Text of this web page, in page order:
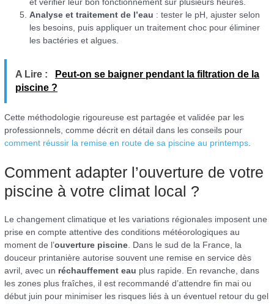
et vérifier leur bon fonctionnement sur plusieurs heures.
Analyse et traitement de l’eau : tester le pH, ajuster selon
les besoins, puis appliquer un traitement choc pour éliminer
les bactéries et algues.
A Lire :
Peut-on se baigner pendant la filtration de la
piscine ?
Cette méthodologie rigoureuse est partagée et validée par les
professionnels, comme décrit en détail dans les conseils pour
comment réussir la remise en route de sa piscine au printemps.
Comment adapter l’ouverture de votre
piscine à votre climat local ?
Le changement climatique et les variations régionales imposent une
prise en compte attentive des conditions météorologiques au
moment de l’ouverture piscine. Dans le sud de la France, la
douceur printanière autorise souvent une remise en service dès
avril, avec un réchauffement eau plus rapide. En revanche, dans
les zones plus fraîches, il est recommandé d’attendre fin mai ou
début juin pour minimiser les risques liés à un éventuel retour du gel